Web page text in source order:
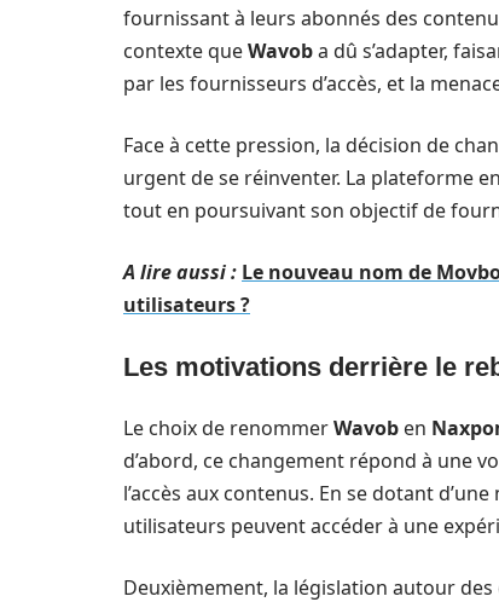
fournissant à leurs abonnés des
contexte queWavoba dû s’adapter,
par les fournisseurs d’accès, et la
Face à cette pression, la décision de
urgent de se réinventer. La plateforme
tout en poursuivant son objectif de
A lire aussi : Le nouveau nom de
utilisateurs ?
Les motivations derrière le
Le choix de renommerWavob en
d’abord, ce changement répond à une
l’accès aux contenus. En se dotant
utilisateurs peuvent accéder à une
Deuxièmement, la législation autour